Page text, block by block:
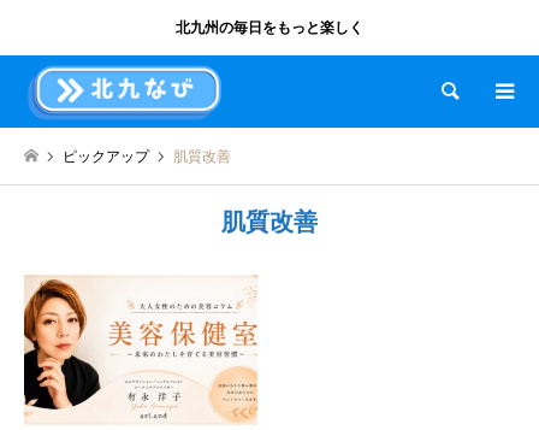
北九州の毎日をもっと楽しく
検索
ピックアップ 肌質改善
肌質改善